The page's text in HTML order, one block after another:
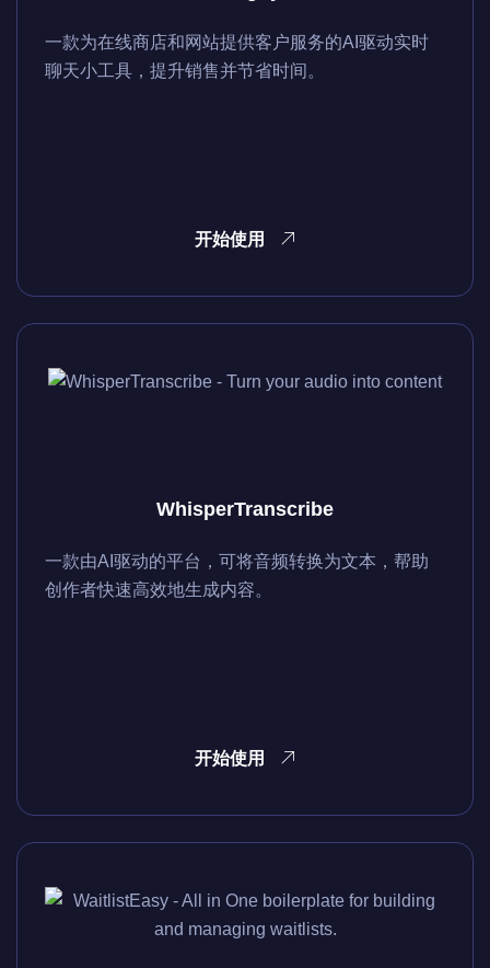
一款为在线商店和网站提供客户服务的AI驱动实时
聊天小工具，提升销售并节省时间。
开始使用
WhisperTranscribe
一款由AI驱动的平台，可将音频转换为文本，帮助
创作者快速高效地生成内容。
开始使用